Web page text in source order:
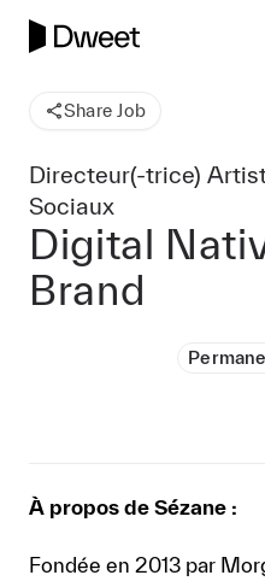
Share Job
Directeur(-trice)
Sociaux
Digital
Brand
À propos de Sézane :
Fondée en 2013 par